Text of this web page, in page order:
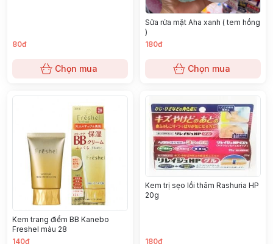
80đ
Chọn mua
Sữa rửa mặt Aha xanh ( tem hồng
)
180đ
Chọn mua
Kem trang điểm BB Kanebo
Freshel màu 28
140đ
Kem trị sẹo lồi thâm Rashuria HP
20g
180đ